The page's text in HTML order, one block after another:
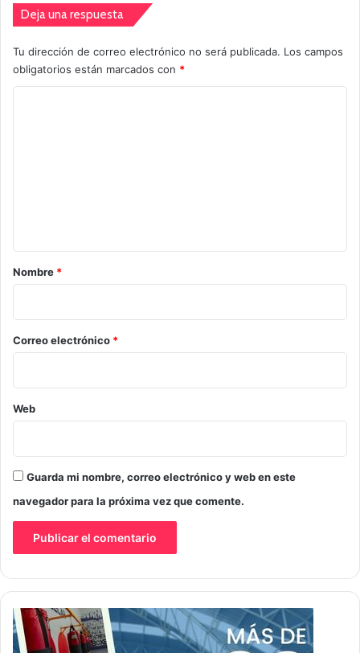
Deja una respuesta
Tu dirección de correo electrónico no será publicada. Los campos
obligatorios están marcados con *
r
o
*
Nombre *
Correo electrónico *
Web
Guarda mi nombre, correo electrónico y web en este
navegador para la próxima vez que comente.